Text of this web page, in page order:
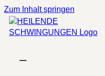
Zum Inhalt springen